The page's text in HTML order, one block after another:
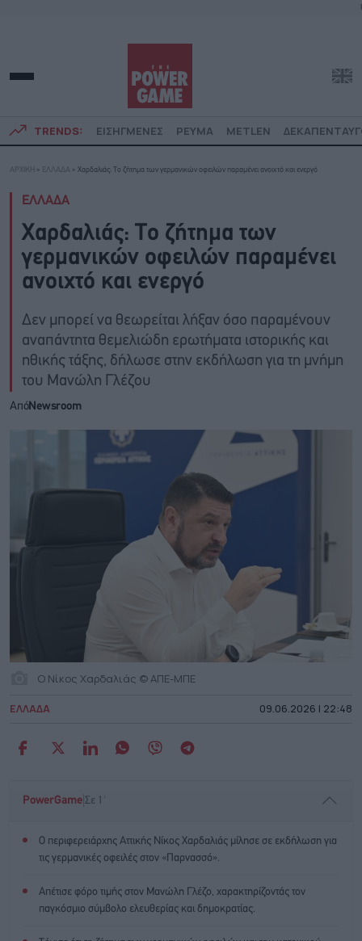
TRENDS: ΕΙΣΗΓΜΕΝΕΣ ΡΕΥΜΑ METLEN
ΑΡΧΙΚΗ » ΕΛΛΑΔΑ » Χαρδαλιάς: Το ζήτημα των γερμανικών οφειλών παραμένει ανοιχτό και ενεργό
ΕΛΛΑΔΑ
Χαρδαλιάς: Το ζήτημα των
γερμανικών οφειλών παραμένει
ανοιχτό και ενεργό
Δεν μπορεί να θεωρείται λήξαν όσο παραμένουν
αναπάντητα θεμελιώδη ερωτήματα ιστορικής και
ηθικής τάξης, δήλωσε στην εκδήλωση για τη μνήμη
του Μανώλη Γλέζου
ΑπόNewsroom
Ο Νίκος Χαρδαλιάς © ΑΠΕ-ΜΠΕ
ΕΛΛΑΔΑ 09.06.2026 | 22:48
PowerGame Σε 1'
Ο περιφερειάρχης Αττικής Νίκος Χαρδαλιάς μίλησε σε εκδήλωση για
τις γερμανικές οφειλές στον «Παρνασσό».
Απέτισε φόρο τιμής στον Μανώλη Γλέζο, χαρακτηρίζοντάς τον
παγκόσμιο σύμβολο ελευθερίας και δημοκρατίας.